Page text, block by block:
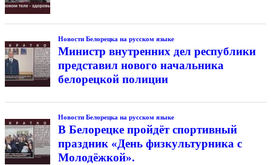
Новости Белорецка на русском языке
Министр внутренних дел республики
представил нового начальника
белорецкой полиции
Новости Белорецка на русском языке
В Белорецке пройдёт спортивный
праздник «День физкультурника с
Молодёжкой».